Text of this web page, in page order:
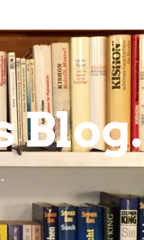
Blog.